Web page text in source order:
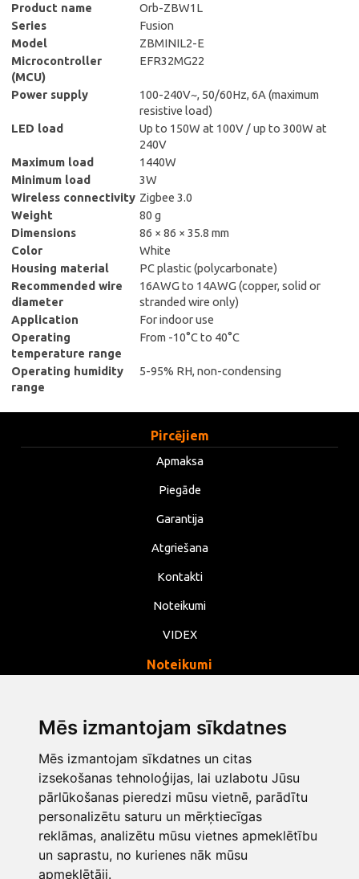
Mēs izmantojam sīkdatnes
Mēs izmantojam sīkdatnes un citas
izsekošanas tehnoloģijas, lai uzlabotu Jūsu
pārlūkošanas pieredzi mūsu vietnē, parādītu
personalizētu saturu un mērķtiecīgas
reklāmas, analizētu mūsu vietnes apmeklētību
un saprastu, no kurienes nāk mūsu
apmeklētāji.
Product name
Orb-ZBW1L
Series
Fusion
Model
ZBMINIL2-E
Microcontroller
(MCU)
EFR32MG22
Power supply
100-240V~, 50/60Hz, 6A (maximum
resistive load)
LED load
Up to 150W at 100V / up to 300W at
240V
Maximum load
1440W
Minimum load
3W
Wireless connectivity Zigbee 3.0
Weight
80 g
Dimensions
86 × 86 × 35.8 mm
Color
White
Housing material
PC plastic (polycarbonate)
Recommended wire
diameter
16AWG to 14AWG (copper, solid or
stranded wire only)
Application
For indoor use
Operating
temperature range
From -10°C to 40°C
Operating humidity
range
5-95% RH, non-condensing
Pircējiem
Apmaksa
Piegāde
Garantija
Atgriešana
Kontakti
Noteikumi
VIDEX
Noteikumi
Noteikumi
Mainīt sīkdatņu iestatījumus
info@opentools.lv +371 26272360